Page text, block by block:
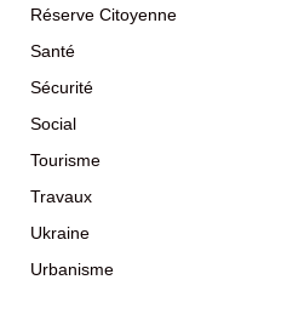
Réserve Citoyenne
Santé
Sécurité
Social
Tourisme
Travaux
Ukraine
Urbanisme